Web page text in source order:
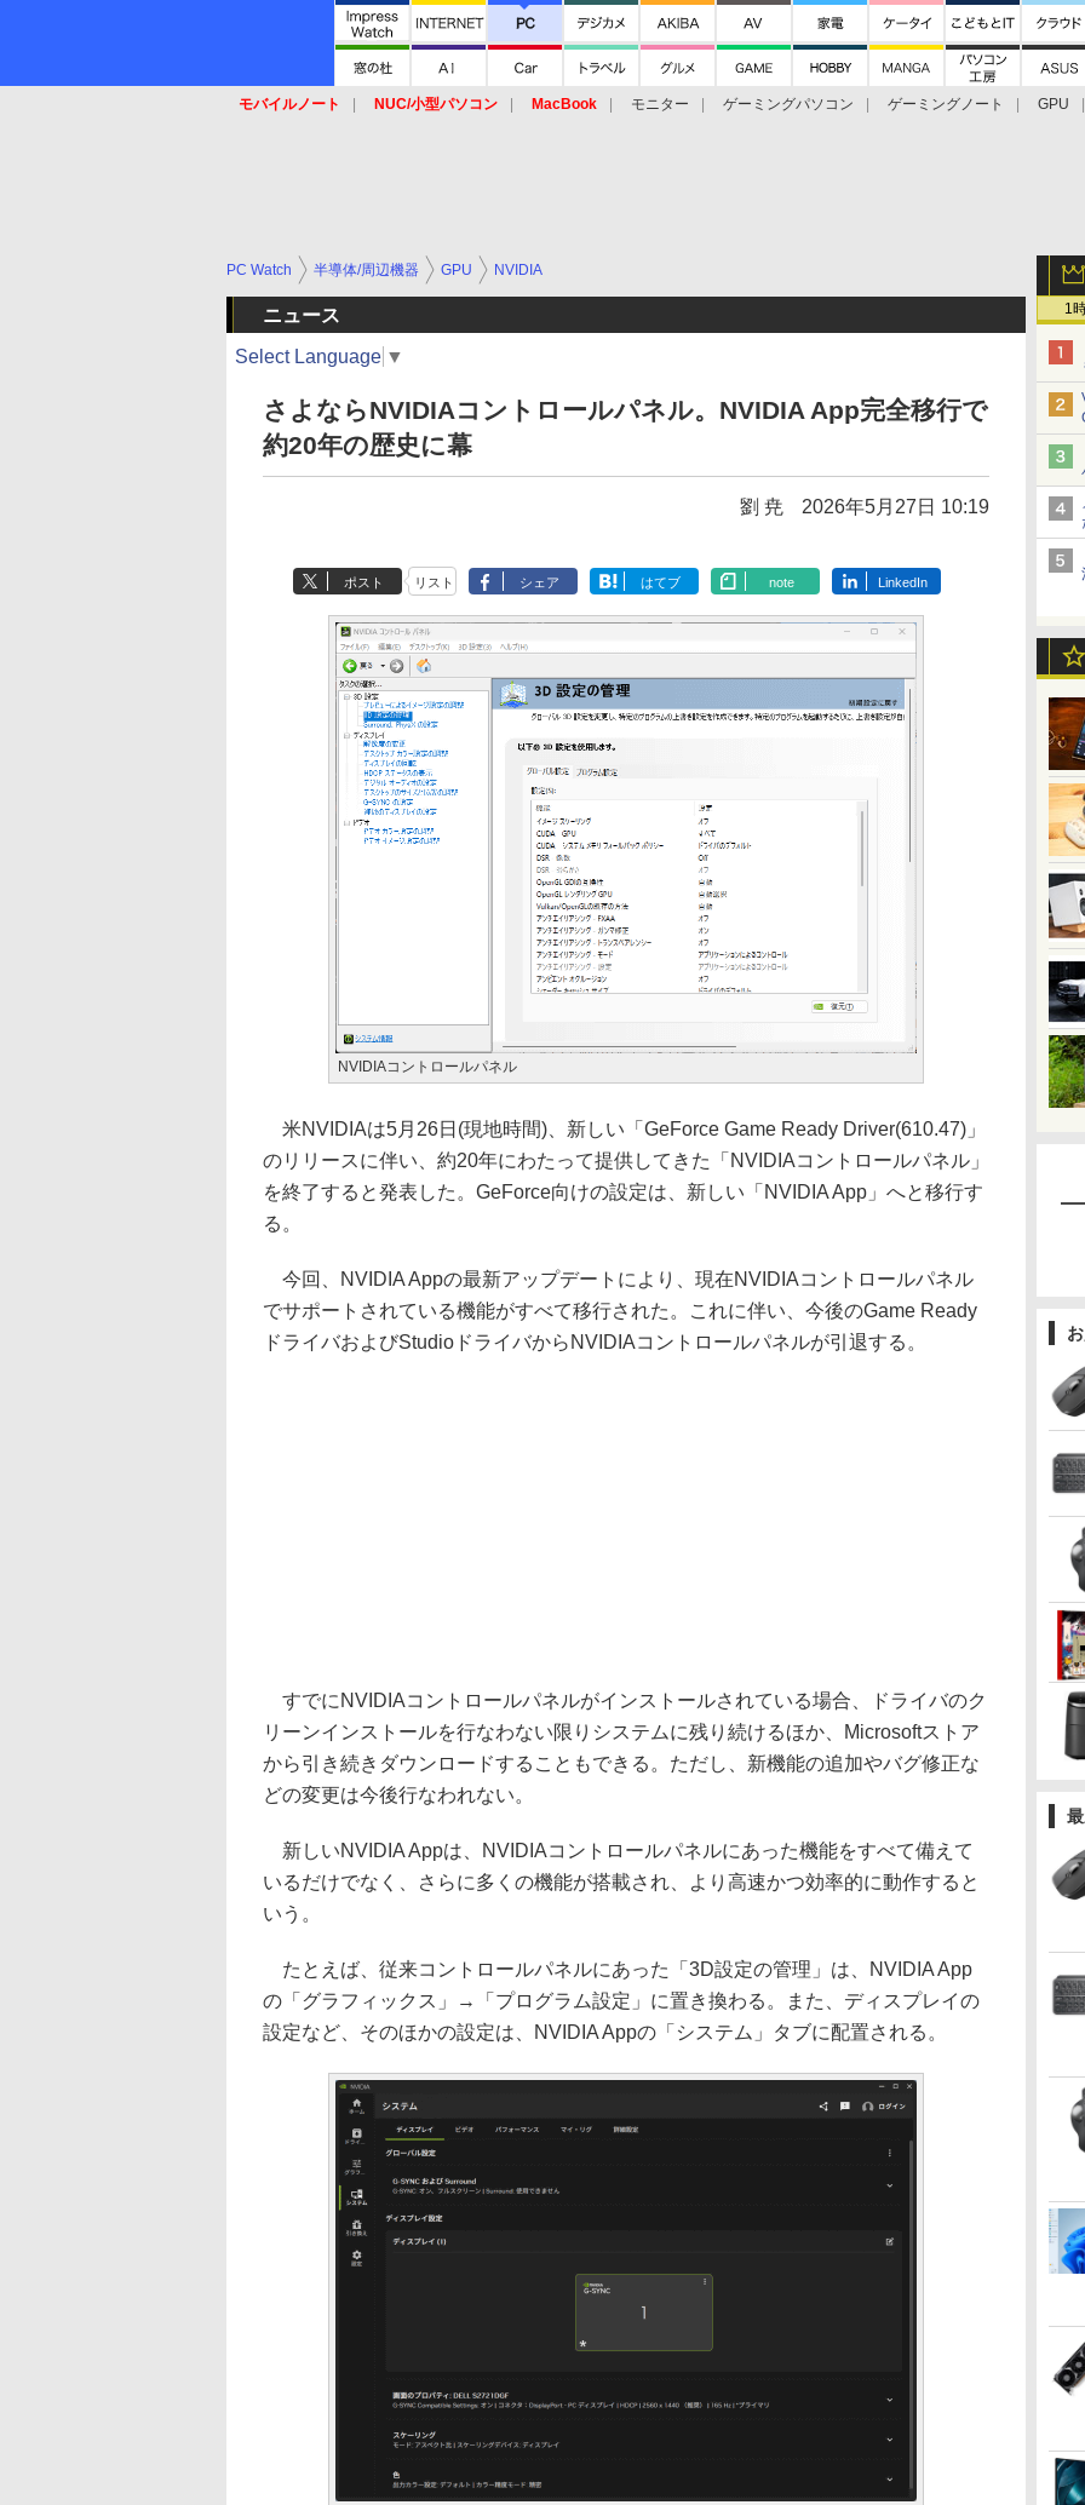
モバイルノート NUC/小型パソコン MacBook モニター ゲーミングパソコン ゲーミングノート
GPU
1
PC Watch 半導体/周辺機器 GPU NVIDIA
ニュース
Select Language ▼
さよならNVIDIAコントロールパネル。NVIDIA App完全移行で
約20年の歴史に幕
劉 尭 2026年5月27日 10:19
ポスト リスト シェア はてブ note LinkedIn
NVIDIAコントロールパネル
米NVIDIAは5月26日(現地時間)、新しい「GeForce Game Ready Driver(610.47)」
のリリースに伴い、約20年にわたって提供してきた「NVIDIAコントロールパネル」
を終了すると発表した。GeForce向けの設定は、新しい「NVIDIA App」へと移行す
る。
今回、NVIDIA Appの最新アップデートにより、現在NVIDIAコントロールパネル
でサポートされている機能がすべて移行された。これに伴い、今後のGame Ready
ドライバおよびStudioドライバからNVIDIAコントロールパネルが引退する。
すでにNVIDIAコントロールパネルがインストールされている場合、ドライバのク
リーンインストールを行なわない限りシステムに残り続けるほか、Microsoftストア
から引き続きダウンロードすることもできる。ただし、新機能の追加やバグ修正な
どの変更は今後行なわれない。
新しいNVIDIA Appは、NVIDIAコントロールパネルにあった機能をすべて備えて
いるだけでなく、さらに多くの機能が搭載され、より高速かつ効率的に動作すると
いう。
たとえば、従来コントロールパネルにあった「3D設定の管理」は、NVIDIA App
の「グラフィックス」→「プログラム設定」に置き換わる。また、ディスプレイの
設定など、そのほかの設定は、NVIDIA Appの「システム」タブに配置される。